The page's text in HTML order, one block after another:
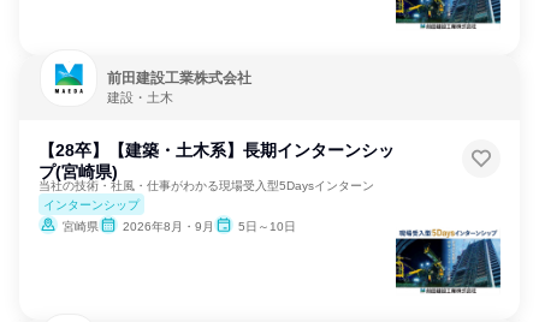
前田建設工業株式会社
建設・土木
【28卒】【建築・土木系】長期インターンシッ
プ(宮崎県)
当社の技術・社風・仕事がわかる現場受入型5Daysインターン
インターンシップ
宮崎県
2026年8月・9月 5日～10日